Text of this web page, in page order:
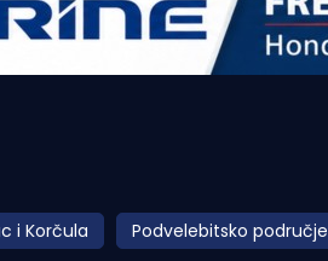
i Korčula Podvelebitsko područje